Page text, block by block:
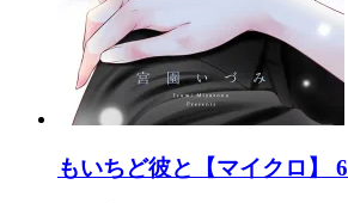
もいちど彼と【マイクロ】 6